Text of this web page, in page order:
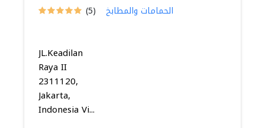
(5) الحمامات والمطابخ
JL.Keadilan
Raya II
2311120,
Jakarta,
Indonesia Vi...